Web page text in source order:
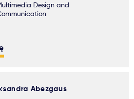
Design and
Abezgaus